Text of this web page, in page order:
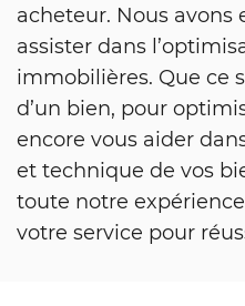
acheteur. Nous
assister dans
immobilières. Que ce
d’un bien, pour
encore vous aider
et technique de vos
toute notre
votre service pour